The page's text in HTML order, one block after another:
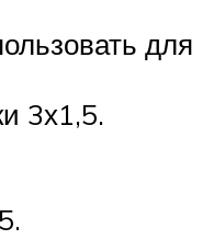
для
3х1,5.